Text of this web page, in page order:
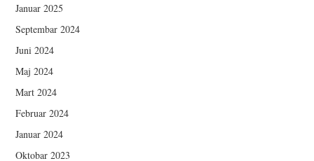
Januar 2025
Septembar 2024
Juni 2024
Maj 2024
Mart 2024
Februar 2024
Januar 2024
Oktobar 2023